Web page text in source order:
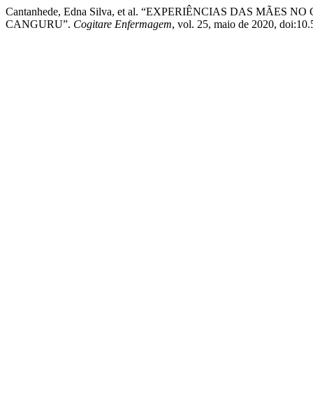
Cantanhede, Edna Silva, et al. “EXPERIÊNCIAS DAS MÃES
CANGURU”. Cogitare Enfermagem, vol. 25, maio de 2020,